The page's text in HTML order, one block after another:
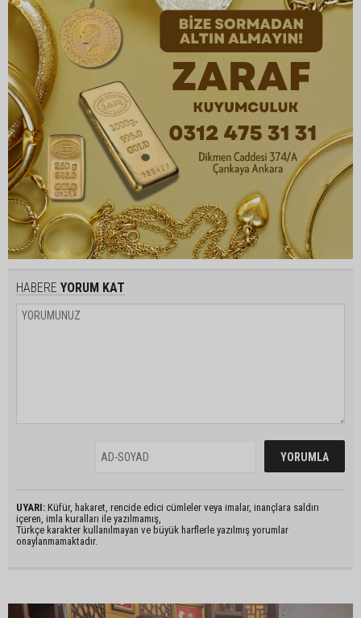
HABERE YORUM KAT
UYARI: Küfür, hakaret, rencide edici cümleler veya imalar, inançlara saldırı
içeren, imla kuralları ile yazılmamış,
Türkçe karakter kullanılmayan ve büyük harflerle yazılmış yorumlar
onaylanmamaktadır.